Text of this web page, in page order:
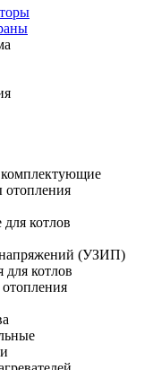
отопления
котлов
(УЗИП)
котлов